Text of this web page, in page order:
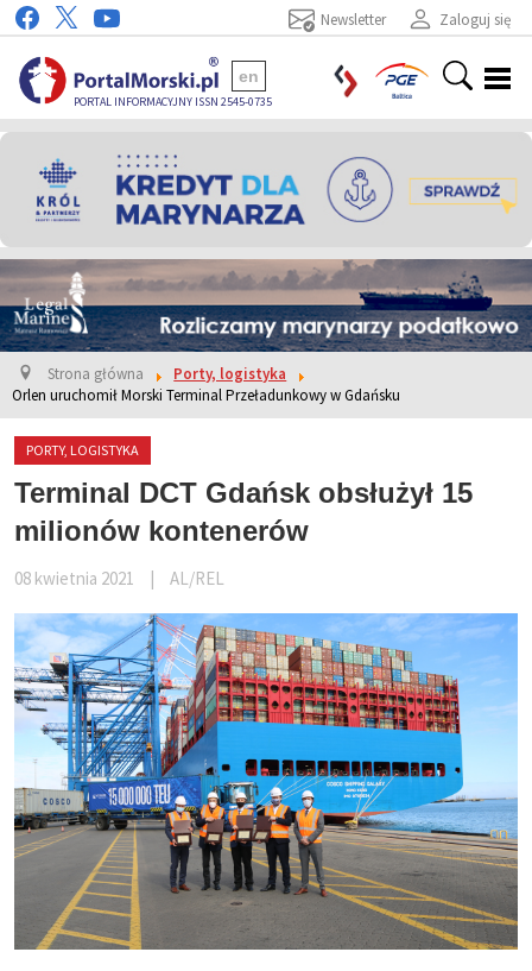
Zaloguj się
Newsletter
PORTAL INFORMACYJNY ISSN 2545-0735
en
Strona główna
Porty, logistyka
Orlen uruchomił Morski Terminal Przeładunkowy w Gdańsku
PORTY, LOGISTYKA
Terminal DCT Gdańsk obsłużył 15
milionów kontenerów
08 kwietnia 2021 AL/REL